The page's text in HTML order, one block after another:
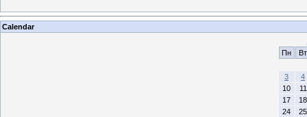
Calendar
Пн
Вт
3
4
10
11
17
18
24
25